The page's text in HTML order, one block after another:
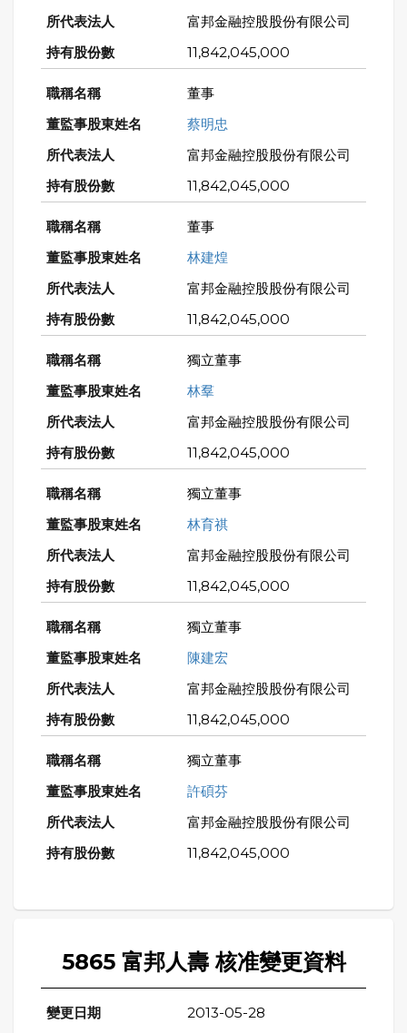
富邦金融控股股份有限公司
11,842,045,000
董事
蔡明忠
富邦金融控股股份有限公司
11,842,045,000
董事
林建煌
富邦金融控股股份有限公司
11,842,045,000
獨立董事
林羣
富邦金融控股股份有限公司
11,842,045,000
獨立董事
林育祺
富邦金融控股股份有限公司
11,842,045,000
獨立董事
陳建宏
富邦金融控股股份有限公司
11,842,045,000
獨立董事
許碩芬
富邦金融控股股份有限公司
11,842,045,000
5865 富邦人壽 核准變更資料
2013-05-28